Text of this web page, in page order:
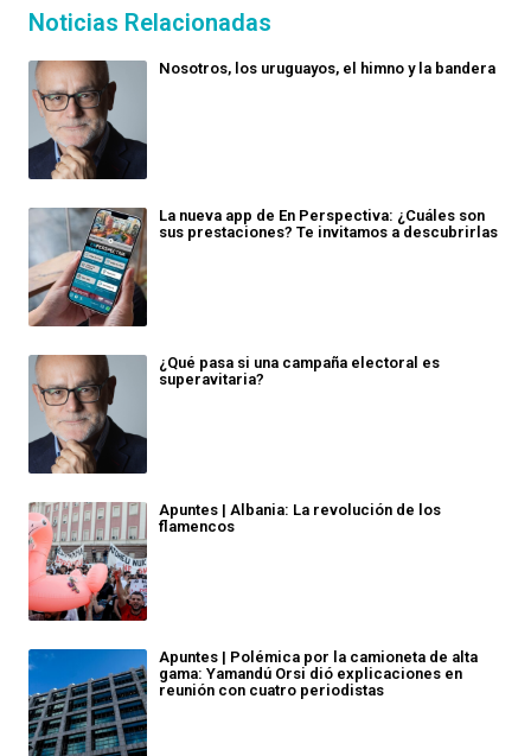
Noticias Relacionadas
Nosotros, los uruguayos, el himno y la bandera
La nueva app de En Perspectiva: ¿Cuáles son
sus prestaciones? Te invitamos a descubrirlas
¿Qué pasa si una campaña electoral es
superavitaria?
Apuntes | Albania: La revolución de los
flamencos
Apuntes | Polémica por la camioneta de alta
gama: Yamandú Orsi dió explicaciones en
reunión con cuatro periodistas